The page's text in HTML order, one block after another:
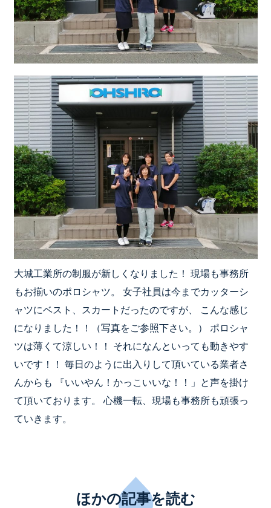
大城工業所の制服が新しくなりました！ 現場も事務所
もお揃いのポロシャツ。 女子社員は今までカッターシ
ャツにベスト、スカートだったのですが、 こんな感じ
になりました！！（写真をご参照下さい。） ポロシャ
ツは薄くて涼しい！！ それになんといっても動きやす
いです！！ 毎日のように出入りして頂いている業者さ
んからも 『いいやん！かっこいいな！！」と声を掛け
て頂いております。 心機一転、現場も事務所も頑張っ
ていきます。
ほかの記事を読む